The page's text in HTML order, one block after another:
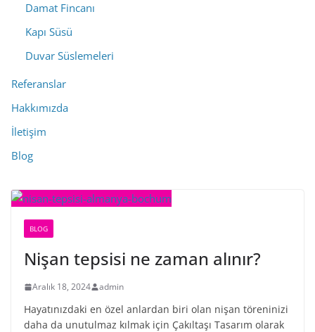
Damat Fincanı
Kapı Süsü
Duvar Süslemeleri
Referanslar
Hakkımızda
İletişim
Blog
BLOG
Nişan tepsisi ne zaman alınır?
Aralık 18, 2024 admin
Hayatınızdaki en özel anlardan biri olan nişan töreninizi
daha da unutulmaz kılmak için Çakıltaşı Tasarım olarak